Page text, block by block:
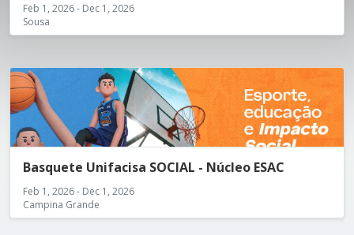
Feb 1, 2026 - Dec 1, 2026
Sousa
Basquete Unifacisa SOCIAL - Núcleo ESAC
Feb 1, 2026 - Dec 1, 2026
Campina Grande